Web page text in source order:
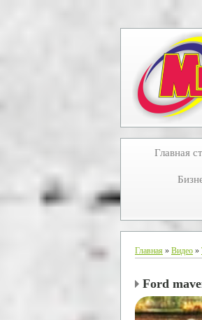
Главная
Главная » Видео »
Ford